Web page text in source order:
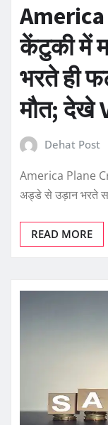
केंटुकी में
भरते ही
मौत; देखे
Dehat Post
America Plane
अड्डे से उड़ान भरते
READ MORE